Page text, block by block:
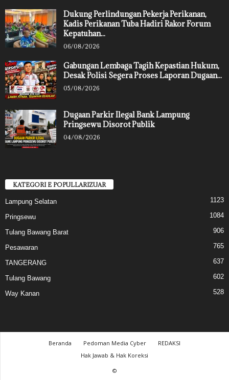
Dukung Perlindungan Pekerja Perikanan,
Kadis Perikanan Tuba Hadiri Rakor Forum
Kepatuhan...
06/08/2026
Gabungan Lembaga Tagih Kepastian Hukum,
Desak Polisi Segera Proses Laporan Dugaan...
05/08/2026
Dugaan Parkir Ilegal Bank Lampung
Pringsewu Disorot Publik
04/08/2026
KATEGORI E POPULLARIZUAR
Lampung Selatan 1123
Pringsewu 1084
Tulang Bawang Barat 906
Pesawaran 765
TANGERANG 637
Tulang Bawang 602
Way Kanan 528
Beranda Pedoman Media Cyber
REDAKSI
Hak Jawab & Hak Koreksi
©